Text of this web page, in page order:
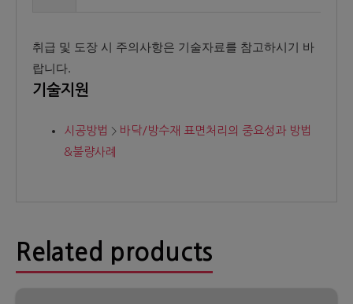
취급 및 도장 시 주의사항은 기술자료를 참고하시기 바
랍니다.
기술지원
시공방법
바닥/방수재 표면처리의 중요성과 방법
&불량사례
Related products